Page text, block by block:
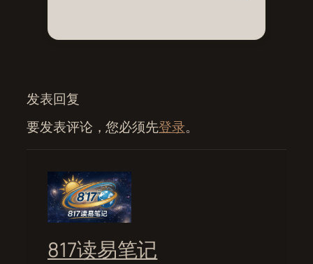
发表回复
要发表评论，您必须先登录。
817读易笔记